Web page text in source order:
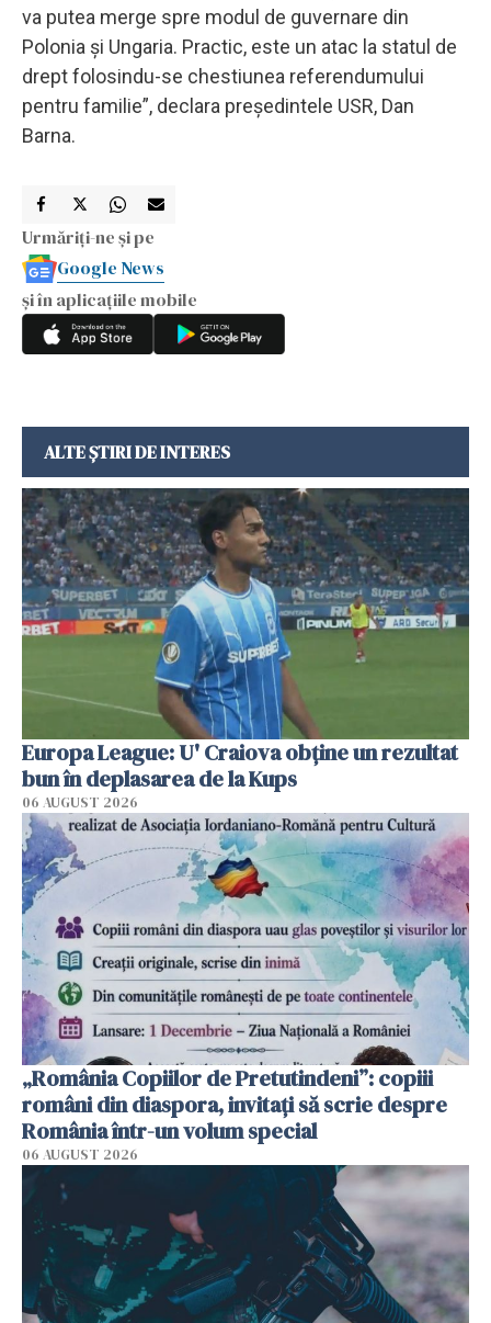
va putea merge spre modul de guvernare din
Polonia şi Ungaria. Practic, este un atac la statul de
drept folosindu-se chestiunea referendumului
pentru familie”, declara preşedintele USR, Dan
Barna.
Urmăriți-ne și pe
Google News
și în aplicațiile mobile
ALTE ȘTIRI DE INTERES
Europa League: U' Craiova obține un rezultat
bun în deplasarea de la Kups
06 AUGUST 2026
„România Copiilor de Pretutindeni”: copiii
români din diaspora, invitați să scrie despre
România într-un volum special
06 AUGUST 2026